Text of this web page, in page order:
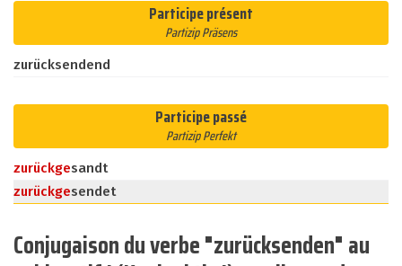
Participe présent
Partizip Präsens
zurücksendend
Participe passé
Partizip Perfekt
zurückgesandt
zurückgesendet
Conjugaison du verbe "zurücksenden" au